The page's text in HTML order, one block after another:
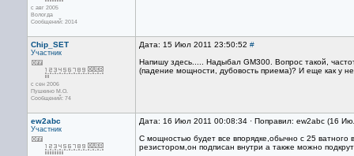
с авг 2005
Вологда
Сообщений: 2014
Chip_SET
Участник
с сен 2006
Пушкино М.О.
Сообщений: 74
Дата: 15 Июл 2011 23:50:52 #
Напишу здесь..... Надыбал GM300. Вопрос такой,
(падение мощности, дубовость приема)? И еще как у
ew2abc
Участник
Дата: 16 Июл 2011 00:08:34 · Поправил: ew2abc (16
С мощностью будет все впорядке,обычно с 25 ватного
резистором,он подписан внутри а также можно